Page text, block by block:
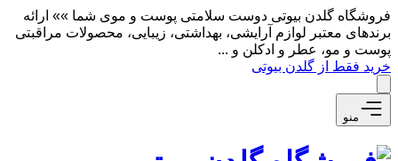
فروشگاه گلدن بیوتی دوست سلامتی پوست و موی شما »» ارائه
برندهای معتبر لوازم آرایشی، بهداشتی، زیبایی، محصولات مراقبتی
پوست و مو، عطر و ادکلن و ...
خرید فقط از گلدن بیوتی
منو